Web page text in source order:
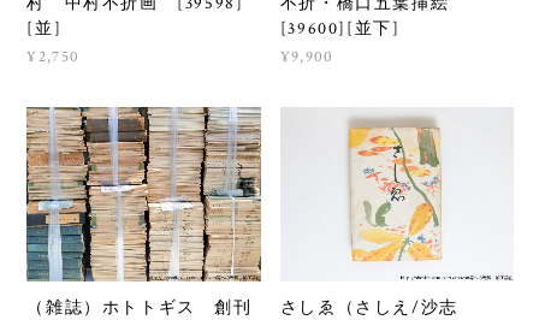
[並]
¥2,750
[39600][並下]
¥9,900
（雑誌）ホトトギス 創刊
さしゑ（さしえ/沙志